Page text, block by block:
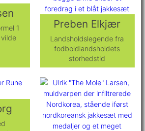
1
Preben Elkjær
Landsholdslegende fra
fodboldlandsholdets
storhedstid